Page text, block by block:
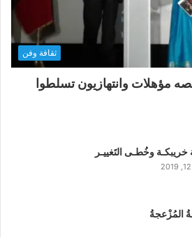
ثقافة وفن
مؤهلات وانتهازيون تسلطوا
خريبكـة وخُطـى التَغييـر
المُزْعجةُ